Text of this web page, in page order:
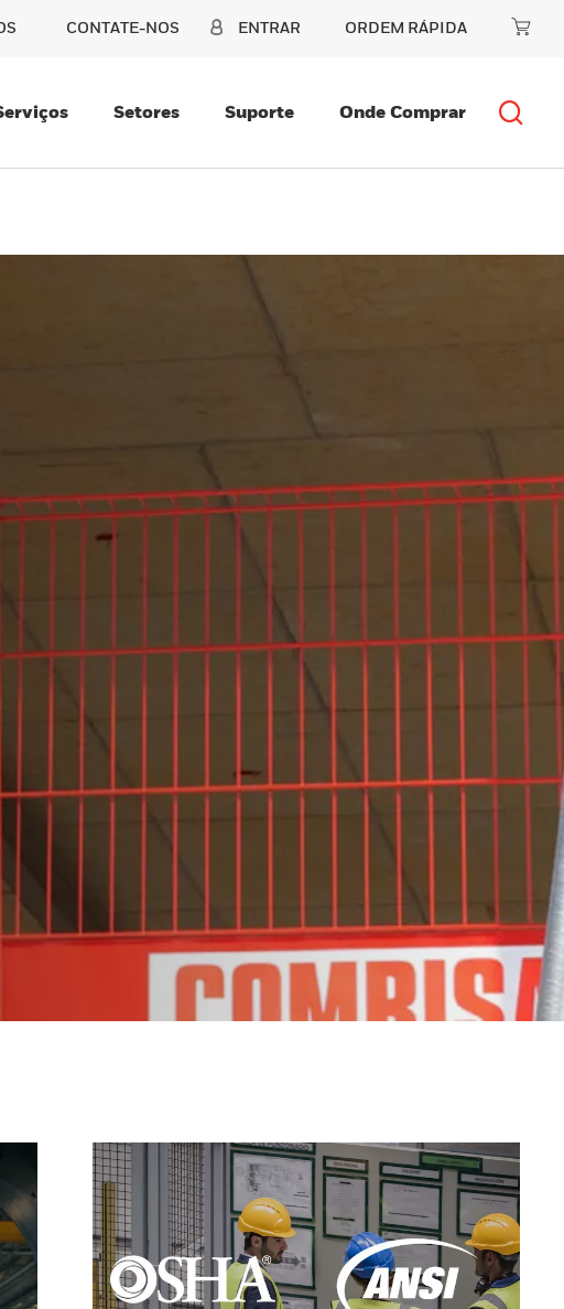
CONTATE-NOS ENTRAR ORDEM RÁPIDA
Setores Suporte Onde Comprar